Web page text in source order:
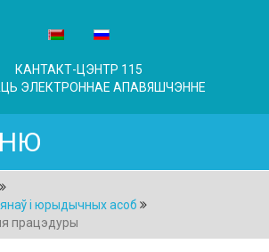
КАНТАКТ-ЦЭНТР 115
ЭЛЕКТРОННАЕ АПАВЯШЧЭННЕ
і юрыдычных асоб
працэдуры